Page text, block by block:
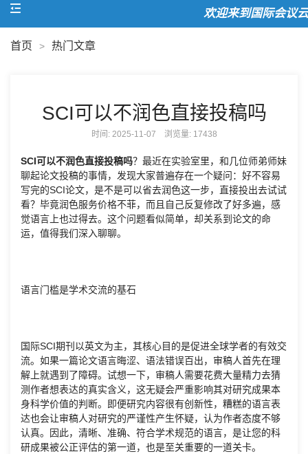
欢迎来到国际会议云！
首页 > 热门文章
SCI可以不润色直接投稿吗
时间: 2025-11-07 浏览量: 17438
SCI可以不润色直接投稿吗？最近在实验室里，和几位师弟师妹
聊起论文投稿的事情，发现大家普遍存在一个疑问：好不容易
写完的SCI论文，是不是可以省去润色这一步，直接投出去试试
看？毕竟润色服务价格不菲，而且自己反复修改了好多遍，感
觉语言上也过得去。这个问题看似简单，却关系到论文的命
运，值得我们深入聊聊。
语言门槛是学术交流的基石
国际SCI期刊以英文为主，其核心目的是促进全球学者的有效交
流。如果一篇论文语言晦涩、语法错误百出，审稿人首先在理
解上就遇到了障碍。试想一下，审稿人需要花费大量精力去猜
测作者想表达的真实含义，这无疑会严重影响其对研究成果本
身科学价值的判断。即便研究内容很有创新性，糟糕的语言表
达也会让审稿人对研究的严谨性产生怀疑，认为作者态度不够
认真。因此，清晰、准确、符合学术规范的语言，是让您的科
研成果被公正评估的第一道，也是至关重要的一道关卡。